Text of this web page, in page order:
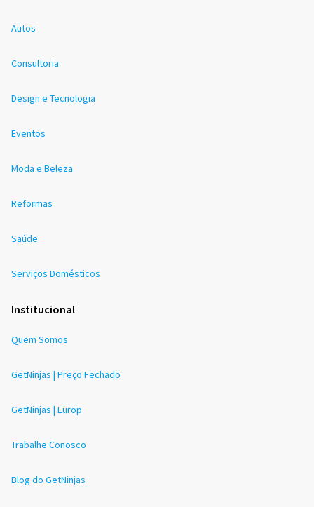
Autos
Consultoria
Design e Tecnologia
Eventos
Moda e Beleza
Reformas
Saúde
Serviços Domésticos
Institucional
Quem Somos
GetNinjas | Preço Fechado
GetNinjas | Europ
Trabalhe Conosco
Blog do GetNinjas